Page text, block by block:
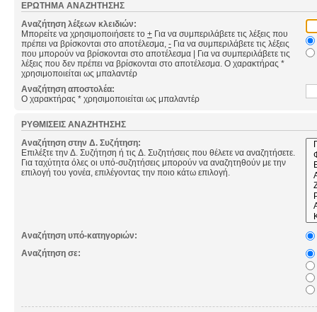
ΕΡΏΤΗΜΑ ΑΝΑΖΉΤΗΣΗΣ
Αναζήτηση λέξεων κλειδιών:
Μπορείτε να χρησιμοποιήσετε το + Για να συμπεριλάβετε τις λέξεις που
πρέπει να βρίσκονται στο αποτέλεσμα, - Για να συμπεριλάβετε τις λέξεις
που μπορούν να βρίσκονται στο αποτέλεσμα | Για να συμπεριλάβετε τις
λέξεις που δεν πρέπει να βρίσκονται στο αποτέλεσμα. Ο χαρακτήρας *
χρησιμοποιείται ως μπαλαντέρ
Αναζήτηση αποστολέα:
Ο χαρακτήρας * χρησιμοποιείται ως μπαλαντέρ
ΡΥΘΜΊΣΕΙΣ ΑΝΑΖΉΤΗΣΗΣ
Αναζήτηση στην Δ. Συζήτηση:
Επιλέξτε την Δ. Συζήτηση ή τις Δ. Συζητήσεις που θέλετε να αναζητήσετε.
Για ταχύτητα όλες οι υπό-συζητήσεις μπορούν να αναζητηθούν με την
επιλογή του γονέα, επιλέγοντας την ποιο κάτω επιλογή.
Αναζήτηση υπό-κατηγοριών:
Αναζήτηση σε: